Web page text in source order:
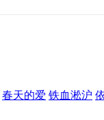
春天的爱 铁血淞沪